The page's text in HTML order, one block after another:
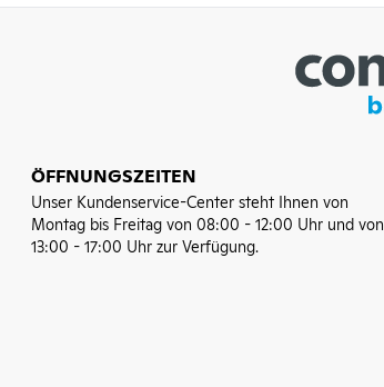
ÖFFNUNGSZEITEN
Unser Kundenservice-Center steht Ihnen von
Montag bis Freitag von 08:00 - 12:00 Uhr und von
13:00 - 17:00 Uhr zur Verfügung.